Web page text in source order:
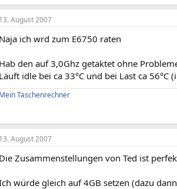
13. August 2007
Naja ich wrd zum E6750 raten
Hab den auf 3,0Ghz getaktet ohne
Läuft idle bei ca 33°C und bei Last ca 56°C
Mein Taschenrechner
13. August 2007
Die Zusammenstellungen von Ted ist
würde gleich auf 4GB setzen (dazu